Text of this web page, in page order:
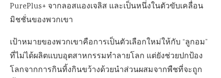
PurePlus+ จากลอสแองเจลิส และเป็นหนึ่งในตัวขับเคลื่อน
มิชชั่นของพวกเขา
เป้าหมายของพวกเขาคือการเป็นตัวเลือกใหม่ให้กับ “ลูกอม”
ที่ไม่ได้ผลิตแบบอุตสาหกรรมทำลายโลก แต่ยังช่วยปกป้อง
โลกจากการกินทิ้งกินขว้างด้วยนำส่วนผสมจากพืชที่จะถูก